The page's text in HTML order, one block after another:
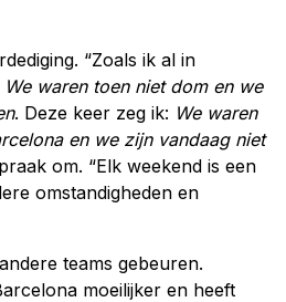
“Zoals ik al in
We waren toen niet dom en we
. Deze keer zeg ik: We waren
en we zijn vandaag niet
om. “Elk weekend is een
omstandigheden en
teams gebeuren.
moeilijker en heeft